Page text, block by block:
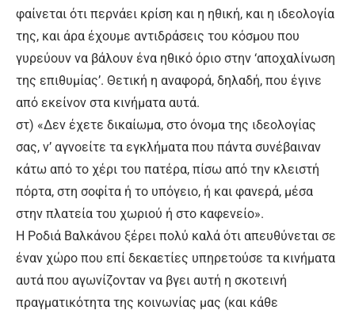
φαίνεται ότι περνάει κρίση και η ηθική, και η ιδεολογία
της, και άρα έχουμε αντιδράσεις του κόσμου που
γυρεύουν να βάλουν ένα ηθικό όριο στην ‘αποχαλίνωση
της επιθυμίας’. Θετική η αναφορά, δηλαδή, που έγινε
από εκείνον στα κινήματα αυτά.
στ) «Δεν έχετε δικαίωμα, στο όνομα της ιδεολογίας
σας, ν’ αγνοείτε τα εγκλήματα που πάντα συνέβαιναν
κάτω από το χέρι του πατέρα, πίσω από την κλειστή
πόρτα, στη σοφίτα ή το υπόγειο, ή και φανερά, μέσα
στην πλατεία του χωριού ή στο καφενείο».
Η Ροδιά Βαλκάνου ξέρει πολύ καλά ότι απευθύνεται σε
έναν χώρο που επί δεκαετίες υπηρετούσε τα κινήματα
αυτά που αγωνίζονταν να βγει αυτή η σκοτεινή
πραγματικότητα της κοινωνίας μας (και κάθε